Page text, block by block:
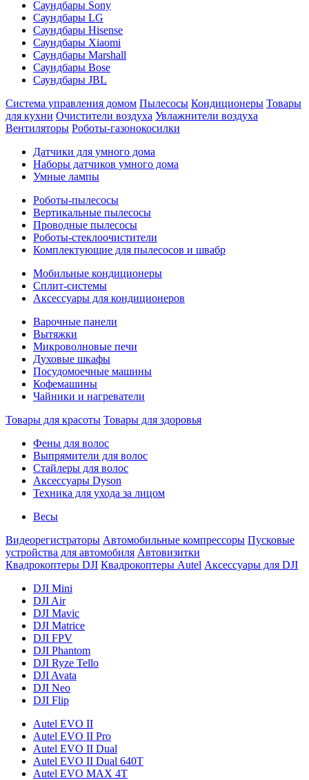
Саундбары Sony
Саундбары LG
Саундбары Hisense
Саундбары Xiaomi
Саундбары Marshall
Саундбары Bose
Саундбары JBL
Система управления домом Пылесосы Кондиционеры Товары
для кухни Очистители воздуха Увлажнители воздуха
Вентиляторы Роботы-газонокосилки
Датчики для умного дома
Наборы датчиков умного дома
Умные лампы
Роботы-пылесосы
Вертикальные пылесосы
Проводные пылесосы
Роботы-стеклоочистители
Комплектующие для пылесосов и швабр
Мобильные кондиционеры
Сплит-системы
Аксессуары для кондиционеров
Варочные панели
Вытяжки
Микроволновые печи
Духовые шкафы
Посудомоечные машины
Кофемашины
Чайники и нагреватели
Товары для красоты Товары для здоровья
Фены для волос
Выпрямители для волос
Стайлеры для волос
Аксессуары Dyson
Техника для ухода за лицом
Весы
Видеорегистраторы Автомобильные компрессоры Пусковые
устройства для автомобиля Автовизитки
Квадрокоптеры DJI Квадрокоптеры Autel Аксессуары для DJI
DJI Mini
DJI Air
DJI Mavic
DJI Matrice
DJI FPV
DJI Phantom
DJI Ryze Tello
DJI Avata
DJI Neo
DJI Flip
Autel EVO II
Autel EVO II Pro
Autel EVO II Dual
Autel EVO II Dual 640T
Autel EVO MAX 4T